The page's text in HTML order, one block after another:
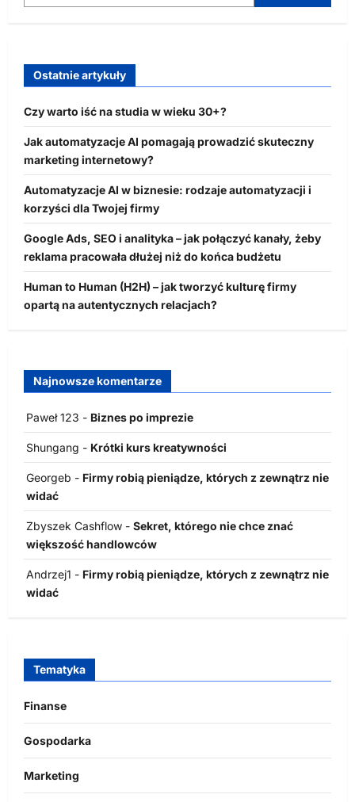
Ostatnie artykuły
Czy warto iść na studia w wieku 30+?
Jak automatyzacje AI pomagają prowadzić skuteczny
marketing internetowy?
Automatyzacje AI w biznesie: rodzaje automatyzacji i
korzyści dla Twojej firmy
Google Ads, SEO i analityka – jak połączyć kanały, żeby
reklama pracowała dłużej niż do końca budżetu
Human to Human (H2H) – jak tworzyć kulturę firmy
opartą na autentycznych relacjach?
Najnowsze komentarze
Paweł 123 - Biznes po imprezie
Shungang - Krótki kurs kreatywności
Georgeb - Firmy robią pieniądze, których z zewnątrz nie
widać
Zbyszek Cashflow - Sekret, którego nie chce znać
większość handlowców
Andrzej1 - Firmy robią pieniądze, których z zewnątrz nie
widać
Tematyka
Finanse
Gospodarka
Marketing